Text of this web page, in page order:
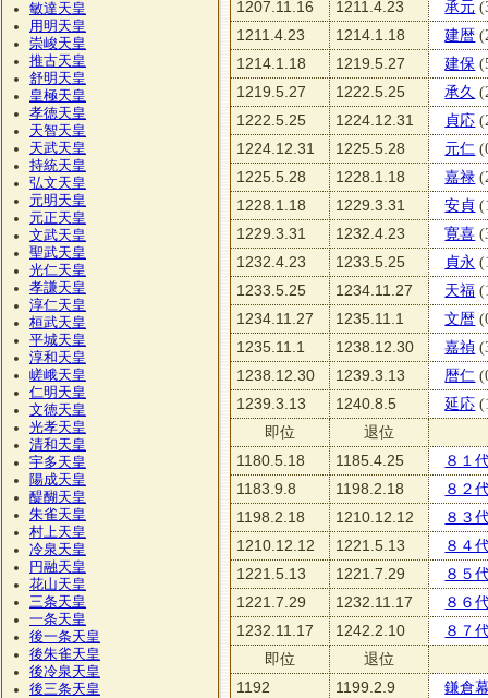
1207.11.16
1211.4.23 承元
1211.4.23
1214.1.18 建暦
1214.1.18
1219.5.27 建保
1219.5.27
1222.5.25 承久
1222.5.25
1224.12.31 貞応
1224.12.31
1225.5.28 元仁
1225.5.28
1228.1.18 嘉禄
1228.1.18
1229.3.31 安貞
1229.3.31
1232.4.23 寛喜
1232.4.23
1233.5.25 貞永
1233.5.25
1234.11.27 天福
1234.11.27
1235.11.1 文暦
1235.11.1
1238.12.30 嘉禎
1238.12.30
1239.3.13 暦仁
1239.3.13
1240.8.5 延応
即位
退位
1180.5.18
1185.4.25
８１
1183.9.8
1198.2.18
８２
1198.2.18
1210.12.12
８３
1210.12.12
1221.5.13
８４
1221.5.13
1221.7.29
８５
1221.7.29
1232.11.17
８６
1232.11.17
1242.2.10
８７
即位
退位
1192
1199.2.9
鎌倉
敏達天皇
用明天皇
崇峻天皇
推古天皇
舒明天皇
皇極天皇
孝徳天皇
天智天皇
天武天皇
持統天皇
弘文天皇
元明天皇
元正天皇
文武天皇
聖武天皇
光仁天皇
孝謙天皇
淳仁天皇
桓武天皇
平城天皇
淳和天皇
嵯峨天皇
仁明天皇
文徳天皇
光孝天皇
清和天皇
宇多天皇
陽成天皇
醍醐天皇
朱雀天皇
村上天皇
冷泉天皇
円融天皇
花山天皇
三条天皇
一条天皇
後一条天皇
後朱雀天皇
後冷泉天皇
後三条天皇